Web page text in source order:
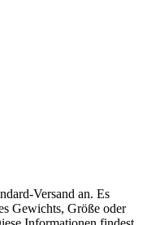
Versand an. Es
Gewichts, Größe oder